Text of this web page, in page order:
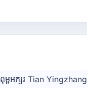
ពុម្ពអក្សរ Tian Yingzhang